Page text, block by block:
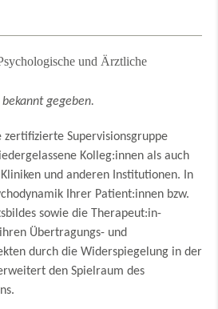
und Ärztliche
gegeben.
zertifizierte Supervisionsgruppe
Kolleg:innen als auch
und anderen Institutionen. In
Ihrer Patient:innen bzw.
sowie die Therapeut:in-
Übertragungs- und
durch die Widerspiegelung in der
den Spielraum des